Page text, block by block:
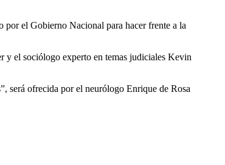
el Gobierno Nacional para hacer frente a la
y el sociólogo experto en temas judiciales Kevin
será ofrecida por el neurólogo Enrique de Rosa